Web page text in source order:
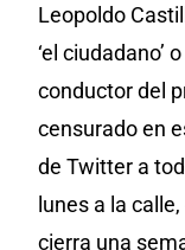
Leopoldo
‘el ciudadano’
conductor del
censurado en
de Twitter a
lunes a la
cierra una